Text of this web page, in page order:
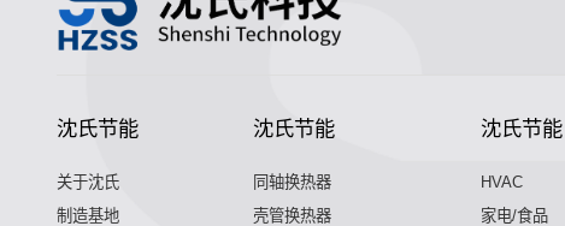
沈氏节能
关于沈氏
制造基地
沈氏节能
同轴换热器
壳管换热器
沈氏节能
HVAC
家电/食品